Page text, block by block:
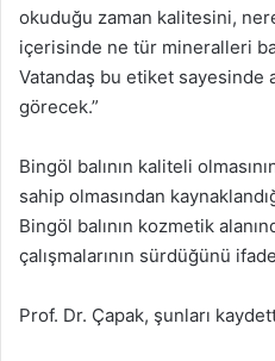
okuduğu zaman kalitesini,
içerisinde ne tür mineralleri
Vatandaş bu etiket sayesinde
görecek.”
Bingöl balının kaliteli
sahip olmasından
Bingöl balının kozmetik
çalışmalarının sürdüğünü
Prof. Dr. Çapak, şunları